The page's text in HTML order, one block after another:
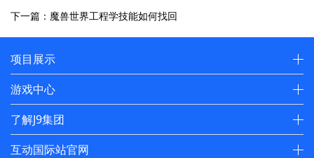
下一篇：魔兽世界工程学技能如何找回
项目展示
游戏中心
了解J9集团
互动国际站官网